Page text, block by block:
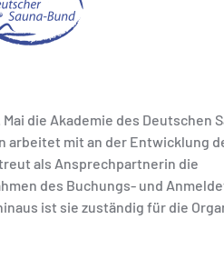
die Akademie des Deutschen
arbeitet mit an der Entwicklung
als Ansprechpartnerin die
des Buchungs- und
ist sie zuständig für die